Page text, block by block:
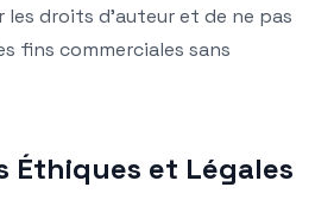
droits d’auteur et de ne pas
fins commerciales sans
Éthiques et Légales